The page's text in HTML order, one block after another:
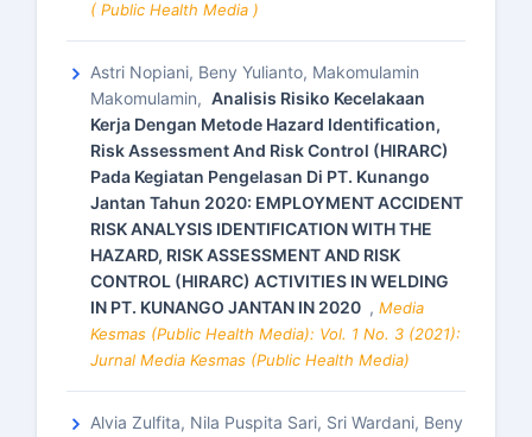
( Public Health Media )
Astri Nopiani, Beny Yulianto, Makomulamin
Makomulamin, Analisis Risiko Kecelakaan
Kerja Dengan Metode Hazard Identification,
Risk Assessment And Risk Control (HIRARC)
Pada Kegiatan Pengelasan Di PT. Kunango
Jantan Tahun 2020: EMPLOYMENT ACCIDENT
RISK ANALYSIS IDENTIFICATION WITH THE
HAZARD, RISK ASSESSMENT AND RISK
CONTROL (HIRARC) ACTIVITIES IN WELDING
IN PT. KUNANGO JANTAN IN 2020 , Media
Kesmas (Public Health Media): Vol. 1 No. 3 (2021):
Jurnal Media Kesmas (Public Health Media)
Alvia Zulfita, Nila Puspita Sari, Sri Wardani, Beny